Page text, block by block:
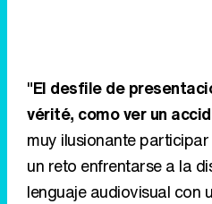
"El desfile de
vérité, como ver un
muy ilusionante
un reto enfrentarse a la
lenguaje audiovisual con